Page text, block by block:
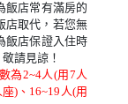
飯店常有滿房的
店取代，若您無
飯店保證入住時
請見諒！
為2~4人(用7人
)、16~19人(用